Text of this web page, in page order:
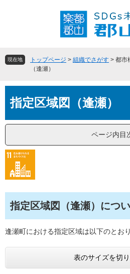
頭
飛
へ
現在地 トップページ > 組織でさがす > 都市
（逢瀬）
文指定区域図（逢瀬）
ページ内目
指定区域図（逢瀬）につ
逢瀬町における指定区域は以下のとおり
表のサイズを切